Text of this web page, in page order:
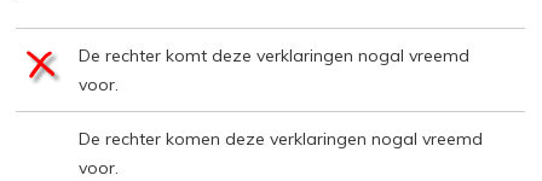
De rechter komt deze verklaringen nogal vreemd
voor.
De rechter komen deze verklaringen nogal vreemd
voor.